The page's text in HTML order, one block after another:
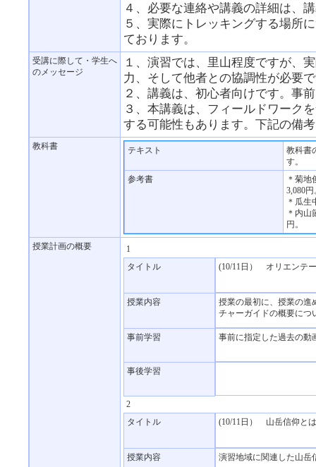
４、必要な連絡や講義の詳細は、
５、実際にトレッキングする場所
ております。
受講に際して・学生へ
のメッセージ
１、演習では、里山程度ですが、
力、そして他者との協調性が必要
２、講義は、初心者向けです。事
３、本講義は、フィールドワーク
する可能性もあります。下記の備
教科書 テキスト
教科書
す。
参考書
＊菊地
3,080円
＊瓜生
＊内山
円。
授業計画の概要
1
タイトル
(10/11日） オリエンテ
授業内容
授業の最初に、授業の進
チャーガイドの概要に
事前学習 事前に指定した過去の
事後学習
2
タイトル
(10/11日） 山岳信仰とは
授業内容 演習地域に関連した山